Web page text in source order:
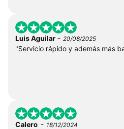
Luis Aguilar - 20/08/2025
"Servicio rápido y además más
Calero - 18/12/2024